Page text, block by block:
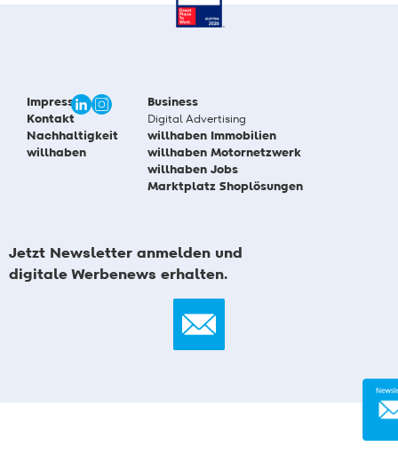
Impressum
Kontakt
Nachhaltigkeit
willhaben
Business
Digital Advertising
willhaben Immobilien
willhaben Motornetzwerk
willhaben Jobs
Marktplatz Shoplösungen
Jetzt Newsletter anmelden und
digitale Werbenews erhalten.